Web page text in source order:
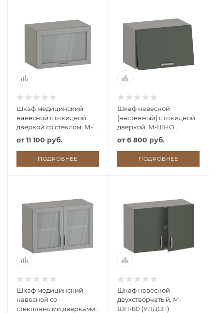
Шкаф медицинский
навесной с откидной
дверкой со стеклом, М-
ШНОс (УЛДСП)
от11 100 руб.
ПОДРОБНЕЕ
Шкаф навесной
(настенный) с откидной
дверкой, М-ШНО
(УЛДСП)
от6 800 руб.
ПОДРОБНЕЕ
Шкаф медицинский
навесной со
стеклянными дверками,
Шкаф навесной
двухстворчатый, М-
ШН-80 (УЛДСП)